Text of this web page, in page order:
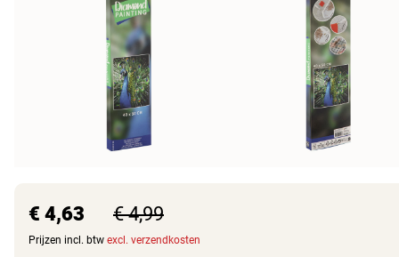
€ 4,63 € 4,99
Prijzen incl. btw excl. verzendkosten